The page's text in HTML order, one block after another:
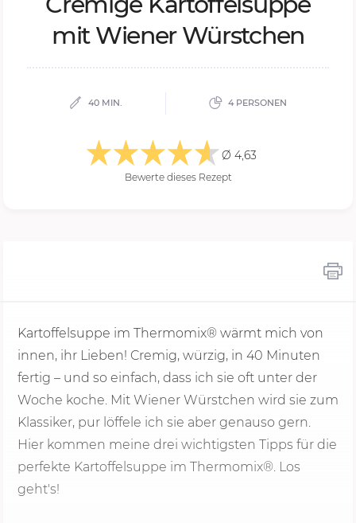
mit Wie­ner Würst­chen
40 MIN. 4 PERSONEN
Ø 4,63
Bewerte dieses Rezept
Kartoffelsuppe im Thermomix® wärmt mich von
innen, ihr Lieben! Cremig, würzig, in 40 Minuten
fertig – und so einfach, dass ich sie oft unter der
Woche koche. Mit Wiener Würstchen wird sie zum
Klassiker, pur löffele ich sie aber genauso gern.
Hier kommen meine drei wichtigsten Tipps für die
perfekte Kartoffelsuppe im Thermomix®. Los
geht's!